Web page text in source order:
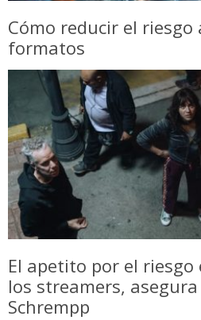
Cómo reducir el
formatos
El apetito por el riesgo
los streamers,
Schrempp